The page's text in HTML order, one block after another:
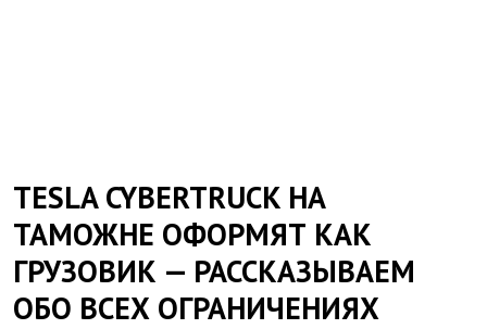
TESLA CYBERTRUCK НА
ТАМОЖНЕ ОФОРМЯТ КАК
ГРУЗОВИК — РАССКАЗЫВАЕМ
ОБО ВСЕХ ОГРАНИЧЕНИЯХ